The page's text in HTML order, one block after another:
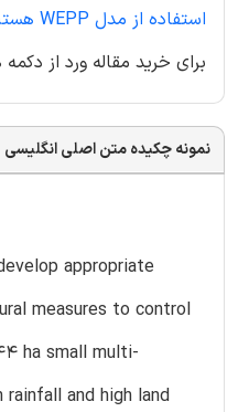
استفاده از مدل WEPP هستید اینجا کلیک نمایید
برای خرید مقاله ورد از
نمونه چکیده متن اصلی انگلیسی
appropriate
measures to control
ha small multi-
and high land